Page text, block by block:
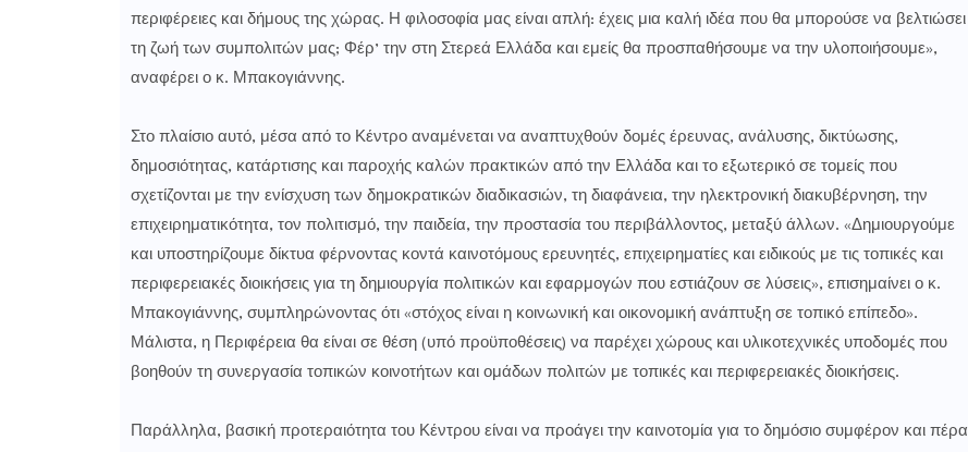
περιφέρειες και δήμους της χώρας. Η φιλοσοφία μας είναι απλή: έχεις μια καλή ιδέα που θα μπορούσε να βελτιώσει
τη ζωή των συμπολιτών μας; Φέρ’ την στη Στερεά Ελλάδα και εμείς θα προσπαθήσουμε να την υλοποιήσουμε»,
αναφέρει ο κ. Μπακογιάννης.
Στο πλαίσιο αυτό, μέσα από το Κέντρο αναμένεται να αναπτυχθούν δομές έρευνας, ανάλυσης, δικτύωσης,
δημοσιότητας, κατάρτισης και παροχής καλών πρακτικών από την Ελλάδα και το εξωτερικό σε τομείς που
σχετίζονται με την ενίσχυση των δημοκρατικών διαδικασιών, τη διαφάνεια, την ηλεκτρονική διακυβέρνηση, την
επιχειρηματικότητα, τον πολιτισμό, την παιδεία, την προστασία του περιβάλλοντος, μεταξύ άλλων. «Δημιουργούμε
και υποστηρίζουμε δίκτυα φέρνοντας κοντά καινοτόμους ερευνητές, επιχειρηματίες και ειδικούς με τις τοπικές και
περιφερειακές διοικήσεις για τη δημιουργία πολιτικών και εφαρμογών που εστιάζουν σε λύσεις», επισημαίνει ο κ.
Μπακογιάννης, συμπληρώνοντας ότι «στόχος είναι η κοινωνική και οικονομική ανάπτυξη σε τοπικό επίπεδο».
Μάλιστα, η Περιφέρεια θα είναι σε θέση (υπό προϋποθέσεις) να παρέχει χώρους και υλικοτεχνικές υποδομές που
βοηθούν τη συνεργασία τοπικών κοινοτήτων και ομάδων πολιτών με τοπικές και περιφερειακές διοικήσεις.
Παράλληλα, βασική προτεραιότητα του Κέντρου είναι να προάγει την καινοτομία για το δημόσιο συμφέρον και πέρα